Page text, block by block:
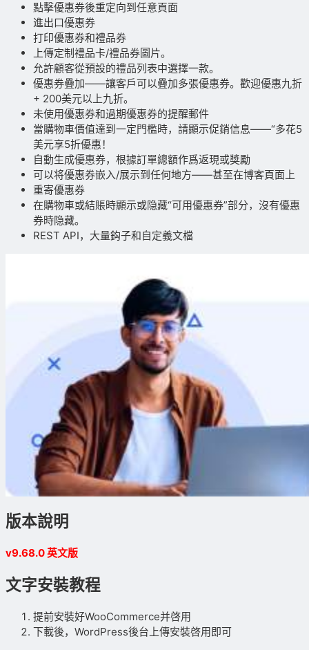
點擊優惠券後重定向到任意頁面
進出口優惠券
打印優惠券和禮品券
上傳定制禮品卡/禮品券圖片。
允許顧客從預設的禮品列表中選擇一款。
優惠券疊加——讓客戶可以疊加多張優惠券。歡迎優惠九折
+ 200美元以上九折。
未使用優惠券和過期優惠券的提醒郵件
當購物車價值達到一定門檻時，請顯示促銷信息——“多花5
美元享5折優惠！
自動生成優惠券，根據訂單總額作爲返現或獎勵
可以将優惠券嵌入/展示到任何地方——甚至在博客頁面上
重寄優惠券
在購物車或結賬時顯示或隐藏“可用優惠券”部分，沒有優惠
券時隐藏。
REST API，大量鈎子和自定義文檔
版本說明
v9.68.0 英文版
文字安裝教程
提前安裝好WooCommerce并啓用
下載後，WordPress後台上傳安裝啓用即可